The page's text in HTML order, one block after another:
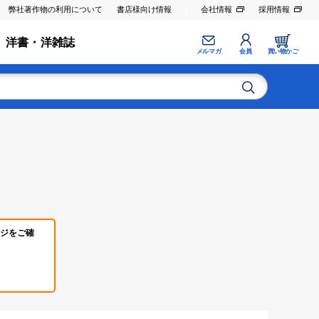
弊社著作物の利用について 書店様向け情報 会社情報 採用情報
洋書・洋雑誌
メルマガ 会員 買い物かご
をご確